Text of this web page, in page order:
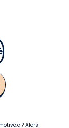
? Alors